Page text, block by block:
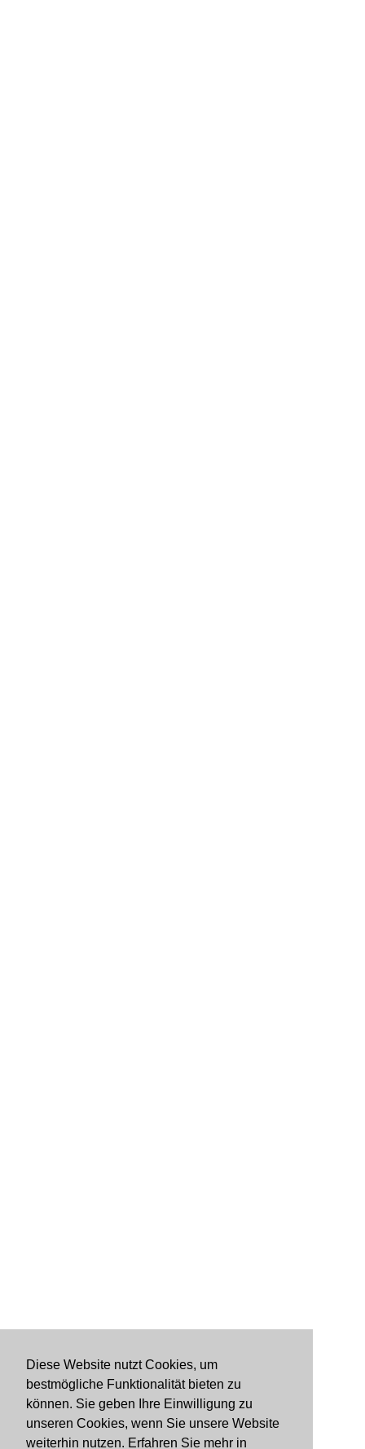
Diese Website nutzt Cookies, um
bestmögliche Funktionalität bieten zu
können. Sie geben Ihre Einwilligung zu
unseren Cookies, wenn Sie unsere Website
weiterhin nutzen. Erfahren Sie mehr in